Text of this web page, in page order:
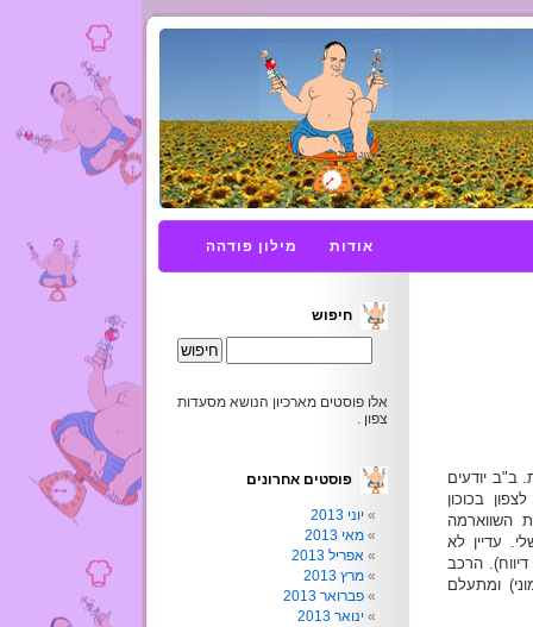
אודות מילון פודהה
ב"ב יודעים
בכוכון
השווארמה
עדיין לא
הרכב
ומתעלם
חיפוש
אלו פוסטים מארכיון הנושא מסעדות
צפון .
פוסטים אחרונים
יוני 2013
מאי 2013
אפריל 2013
מרץ 2013
פברואר 2013
ינואר 2013